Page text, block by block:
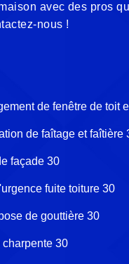
avec des pros
nous !
de fenêtre de toit
de faîtage et faîtière
façade 30
fuite toiture 30
de gouttière 30
charpente 30